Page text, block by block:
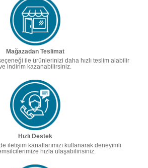
Mağazadan Teslimat
ile ürünlerinizi daha hızlı teslim alabilir
indirim kazanabilirsiniz.
Hızlı Destek
iletişim kanallarımızı kullanarak deneyimli
hızla ulaşabilirisiniz.